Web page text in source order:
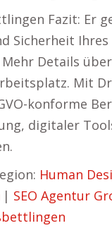
Fazit: Er
Sicherheit Ihres
Details
Mit
konforme
digitaler
Human
| SEO Agentur